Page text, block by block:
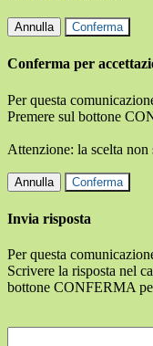
Annulla Conferma
Conferma per
Per questa
Premere sul bottone
Attenzione: la scelta
Annulla Conferma
Invia risposta
Per questa
Scrivere la risposta nel
bottone CONFERMA